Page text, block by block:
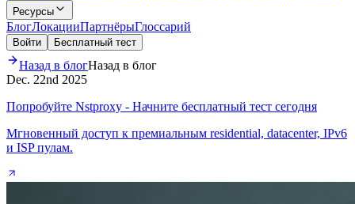
Ресурсы
БлогЛокацииПартнёрыГлоссарий
Войти Бесплатный тест
Назад в блогНазад в блог
Dec. 22nd 2025
Попробуйте Nstproxy - Начните бесплатный тест сегодня
Мгновенный доступ к премиальным residential, datacenter, IPv6
и ISP пулам.